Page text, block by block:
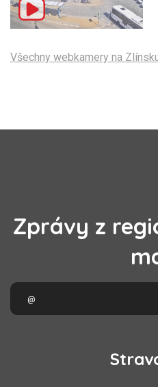
Všechny webkamery na
Zprávy z